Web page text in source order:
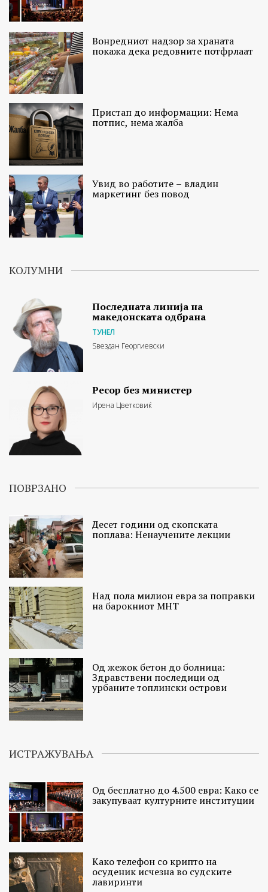
Вонредниот надзор за храната
покажа дека редовните потфрлаат
Пристап до информации: Нема
потпис, нема жалба
Увид во работите – владин
маркетинг без повод
КОЛУМНИ
Последната линија на
македонската одбрана
ТУНЕЛ
Ѕвездан Георгиевски
Ресор без министер
Ирена Цветковиќ
ПОВРЗАНО
Десет години од скопската
поплава: Ненаучените лекции
Над пола милион евра за поправки
на барокниот МНТ
Од жежок бетон до болница:
Здравствени последици од
урбаните топлински острови
ИСТРАЖУВАЊА
Од бесплатно до 4.500 евра: Како се
закупуваат културните институции
Како телефон со крипто на
осуденик исчезна во судските
лавиринти